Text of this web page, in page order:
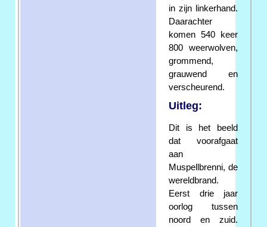
in zijn linkerhand.
Daarachter
komen 540 keer
800 weerwolven,
grommend,
grauwend en
verscheurend.
Uitleg:
Dit is het beeld
dat voorafgaat
aan
Muspellbrenni, de
wereldbrand.
Eerst drie jaar
oorlog tussen
noord en zuid.